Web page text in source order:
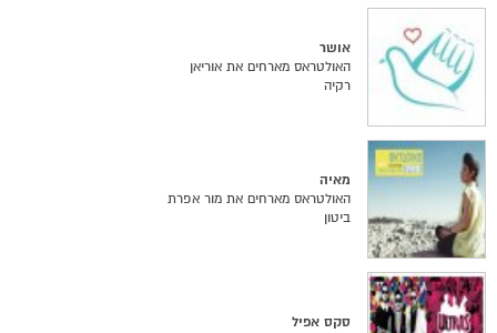
אושר
האולטראס מארחים את אוריאן
רקיה
מאיה
האולטראס מארחים את מור אפרת
ביטון
סקס אפיל